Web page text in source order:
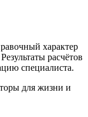
характер
расчётов
специалиста.
для жизни и